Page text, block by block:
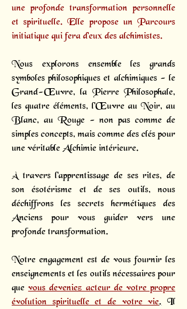
une profonde transformation personnelle
et spirituelle. Elle propose un Parcours
initiatiquequi fera d’eux des alchimistes.
Nous explorons ensemble les grands
symboles philosophiques et alchimiques - le
Grand-Œuvre, la Pierre Philosophale,
les quatre éléments, l'Œuvre au Noir, au
Blanc, au Rouge - non pas comme de
simples concepts, mais comme des clés pour
une véritable Alchimie intérieure.
À travers l'apprentissage de ses rites, de
son ésotérisme et de ses outils, nous
déchiffrons les secrets hermétiques des
Anciens pour vous guider vers une
profonde transformation.
Notre engagement est de vous fournir les
enseignements et les outils nécessaires pour
quevous deveniez acteur de votre propre
évolution spirituelle et de votre vie.Il